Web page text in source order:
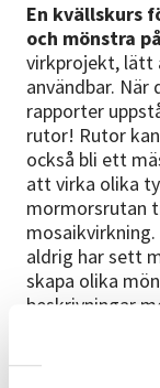
En kvällskurs
och mönstra
virkprojekt, lätt
användbar.
rapporter
rutor! Rutor
också bli ett
att virka olika
mormorsrutan
aldrig har sett
skapa olika
beskrivningar